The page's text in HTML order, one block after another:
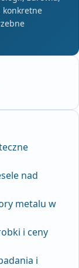
konkretne
nad
metalu w
i ceny
i